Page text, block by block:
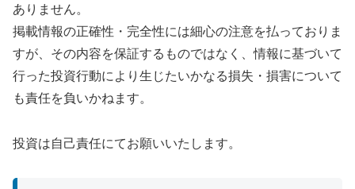
ありません。
掲載情報の正確性・完全性には細心の注意を払っておりま
すが、その内容を保証するものではなく、情報に基づいて
行った投資行動により生じたいかなる損失・損害について
も責任を負いかねます。
投資は自己責任にてお願いいたします。